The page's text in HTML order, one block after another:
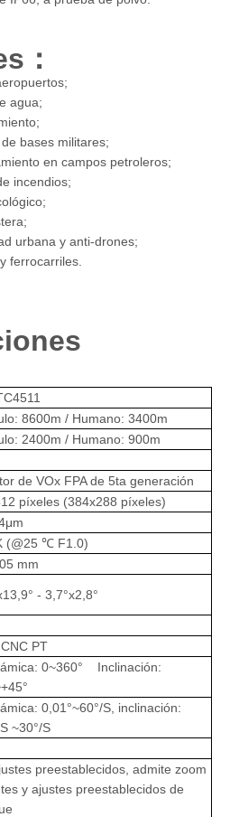
：
agua;
bases militares;
en campos petroleros;
incendios;
urbana y anti-drones;
ferrocarriles.
8600m / Humano: 3400m
2400m / Humano: 900m
de VOx FPA de 5ta generación
píxeles (384x288 píxeles)
(@25 ℃ F1.0)
mm
- 3,7°x2,8°
PT
0~360° Inclinación:
0,01°~60°/S, inclinación:
~30°/S
preestablecidos, admite zoom
y ajustes preestablecidos de